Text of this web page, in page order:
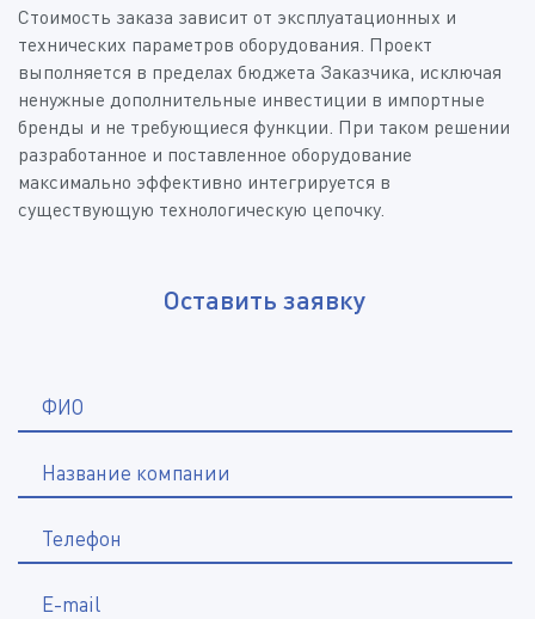
Стоимость заказа зависит от эксплуатационных и
технических параметров оборудования. Проект
выполняется в пределах бюджета Заказчика, исключая
ненужные дополнительные инвестиции в импортные
бренды и не требующиеся функции. При таком решении
разработанное и поставленное оборудование
максимально эффективно интегрируется в
существующую технологическую цепочку.
Оставить заявку
ФИО
Название компании
Телефон
E-mail